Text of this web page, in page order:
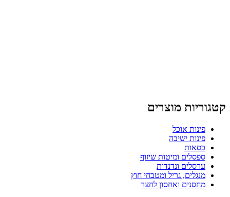
קטגוריות מוצרים
פינות אוכל
פינות ישיבה
כסאות
ספסלים ומיטות שיזוף
ערסלים ונדנדות
מנגלים, גריל ומטבחי חוץ
מחסנים ואחסון לחצר